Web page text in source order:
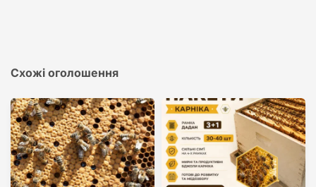
Схожі оголошення